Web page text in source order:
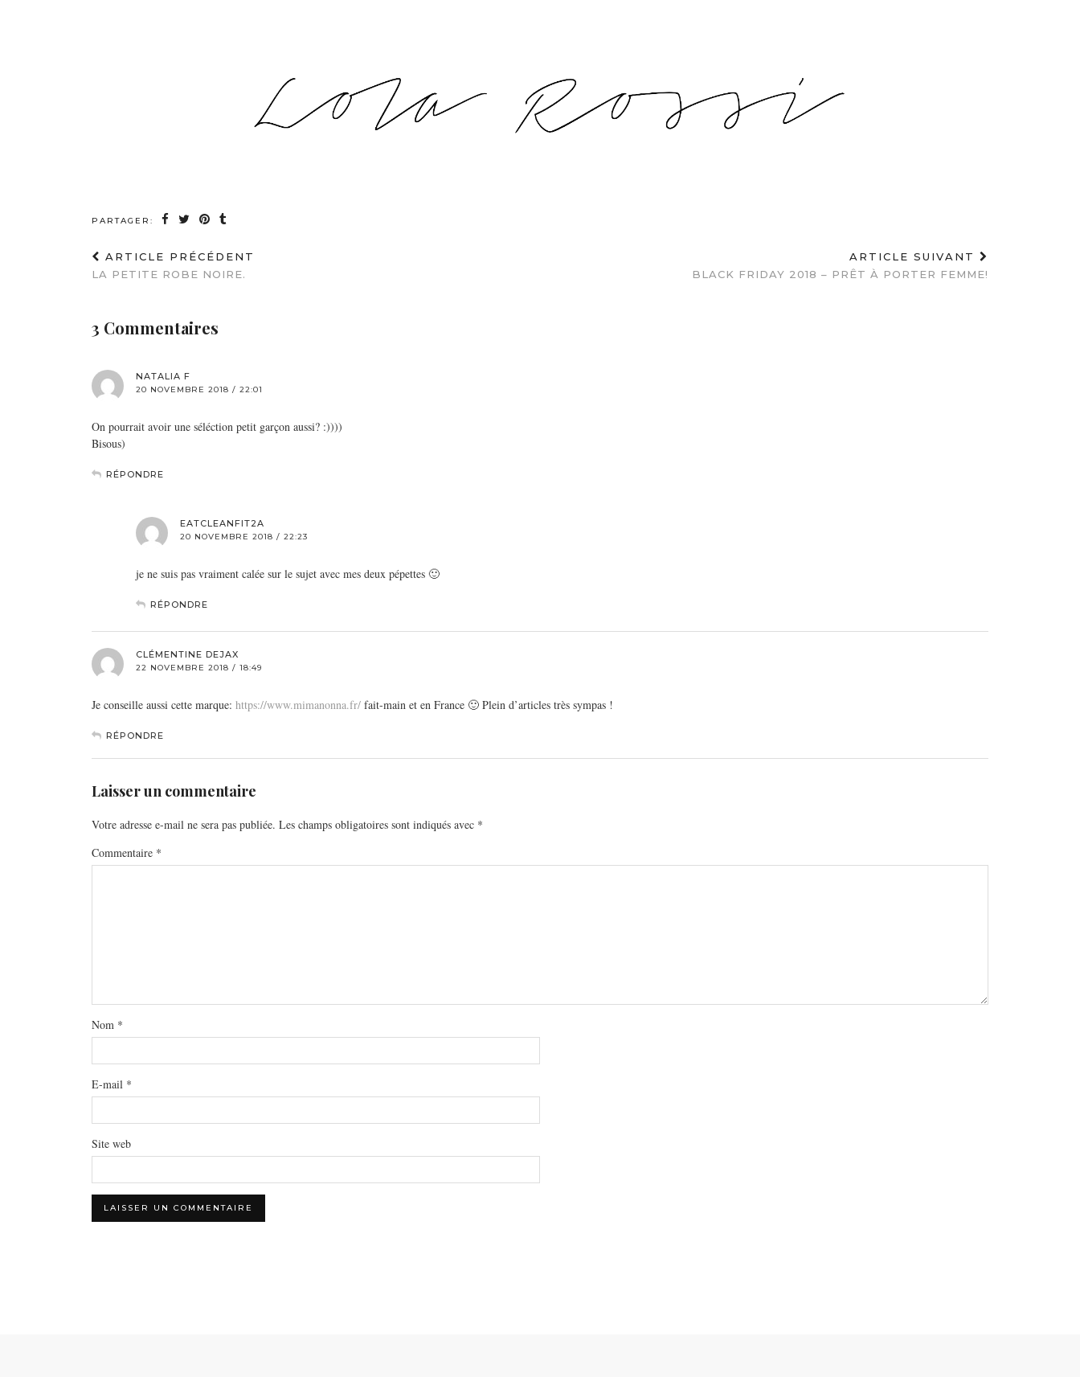
PARTAGER:
ARTICLE PRÉCÉDENT
LA PETITE ROBE NOIRE.
ARTICLE SUIVANT
BLACK FRIDAY 2018 – PRÊT À PORTER FEMME!
3 Commentaires
NATALIA F
20 NOVEMBRE 2018 / 22:01
On pourrait avoir une séléction petit garçon aussi? :))))
Bisous)
RÉPONDRE
EATCLEANFIT2A
20 NOVEMBRE 2018 / 22:23
je ne suis pas vraiment calée sur le sujet avec mes deux pépettes 🙂
RÉPONDRE
CLÉMENTINE DEJAX
22 NOVEMBRE 2018 / 18:49
Je conseille aussi cette marque: https://www.mimanonna.fr/ fait-main et en France 🙂 Plein d’articles très sympas !
RÉPONDRE
Laisser un commentaire
Votre adresse e-mail ne sera pas publiée. Les champs obligatoires sont indiqués avec *
Commentaire *
Nom *
E-mail *
Site web